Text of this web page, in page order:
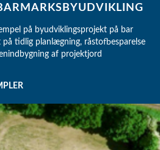
på byudviklingsprojekt på bar
tidlig planlægning, råstofbesparelse
af projektjord